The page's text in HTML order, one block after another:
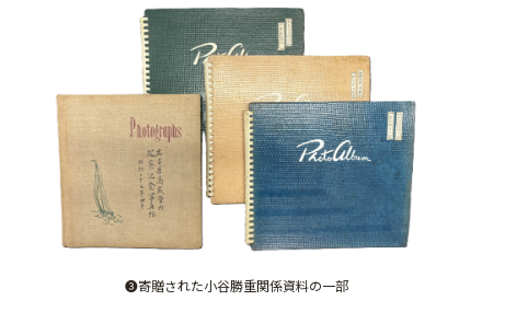
❸寄贈された小谷勝重関係資料の一部